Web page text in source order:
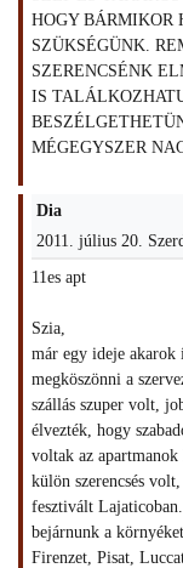
HOGY BÁRMIKOR
SZÜKSÉGÜNK.
SZERENCSÉNK
IS
MÉGEGYSZER
Dia
2011. július 20.
11es apt
Szia,
már egy ideje akarok
megköszönni a
szállás szuper volt,
élvezték, hogy
voltak az
külön szerencsés
fesztivált
bejárnunk a
Firenzet, Pisat,